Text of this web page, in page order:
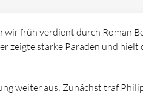
früh verdient durch Roman
zeigte starke Paraden und
weiter aus: Zunächst traf